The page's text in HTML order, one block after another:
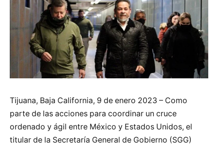
Tijuana, Baja California, 9 de enero 2023 – Como
parte de las acciones para coordinar un cruce
ordenado y ágil entre México y Estados Unidos, el
titular de la Secretaría General de Gobierno (SGG)